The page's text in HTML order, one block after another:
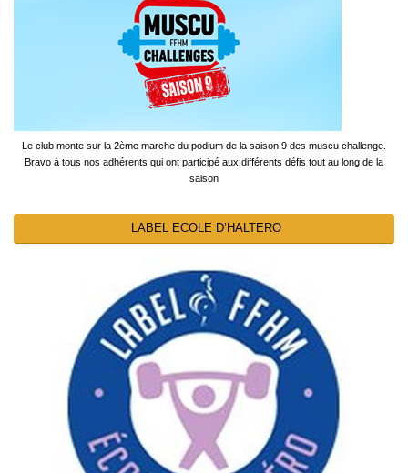
Le club monte sur la 2ème marche du podium de la saison 9 des muscu challenge.
Bravo à tous nos adhérents qui ont participé aux différents défis tout au long de la
saison
LABEL ECOLE D’HALTERO